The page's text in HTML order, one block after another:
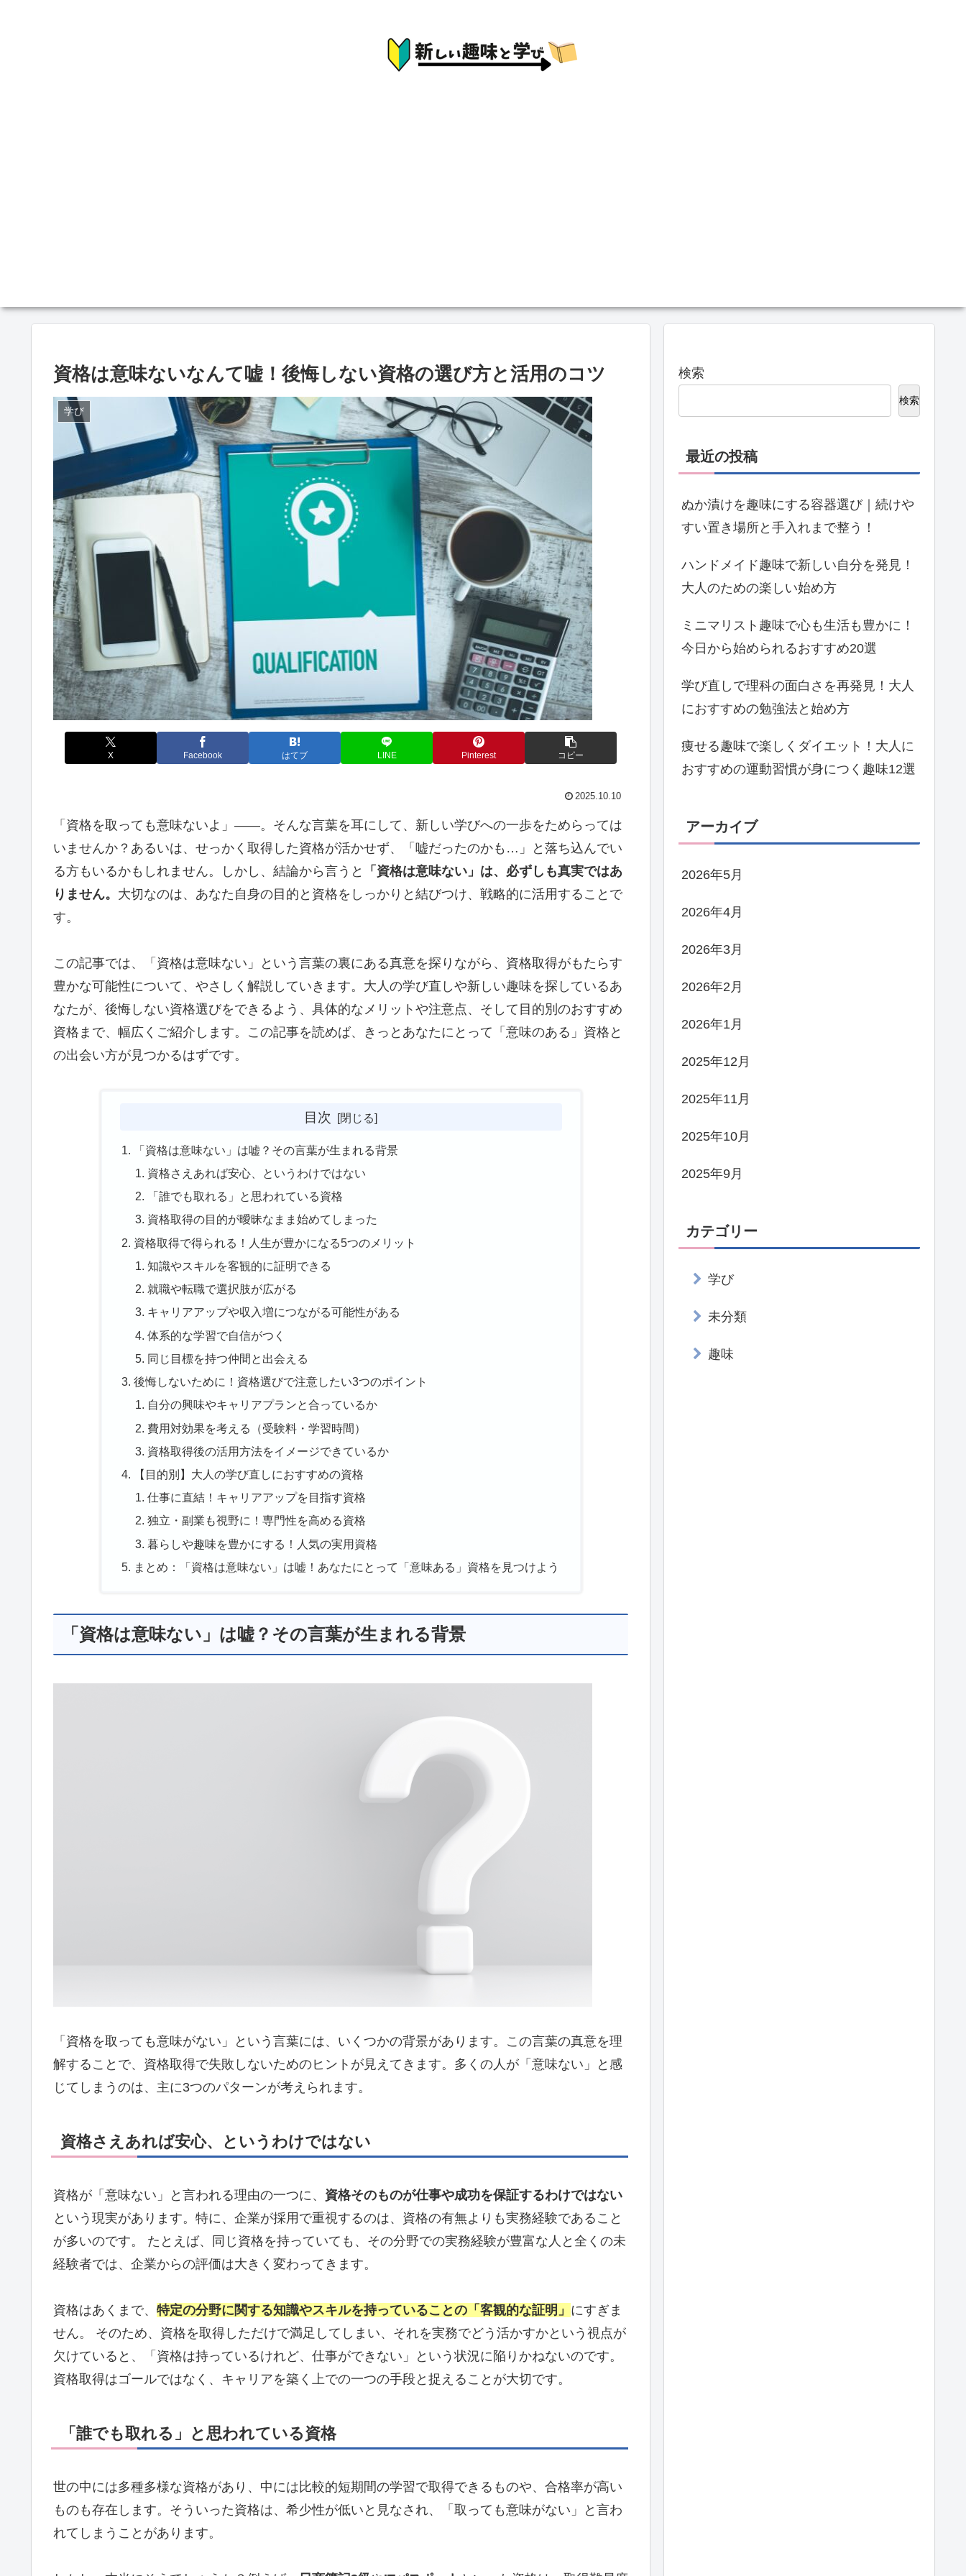
資格は意味ないなんて嘘！後悔しない資格の選び方と活用のコツ
学び
X Facebook はてブ LINE Pinterest コピー
2025.10.10
「資格を取っても意味ないよ」――。そんな言葉を耳にして、新しい学びへの一歩をためらっては
いませんか？あるいは、せっかく取得した資格が活かせず、「嘘だったのかも…」と落ち込んでい
る方もいるかもしれません。しかし、結論から言うと
「資格は意味ない」は、必ずしも真実ではあ
りません。 大切なのは、あなた自身の目的と資格をしっかりと結びつけ、戦略的に活用することで
す。
この記事では、「資格は意味ない」という言葉の裏にある真意を探りながら、資格取得がもたらす
豊かな可能性について、やさしく解説していきます。大人の学び直しや新しい趣味を探しているあ
なたが、後悔しない資格選びをできるよう、具体的なメリットや注意点、そして目的別のおすすめ
資格まで、幅広くご紹介します。この記事を読めば、きっとあなたにとって「意味のある」資格と
の出会い方が見つかるはずです。
目次
「資格は意味ない」は嘘？その言葉が生まれる背景
資格さえあれば安心、というわけではない
「誰でも取れる」と思われている資格
資格取得の目的が曖昧なまま始めてしまった
資格取得で得られる！人生が豊かになる5つのメリット
知識やスキルを客観的に証明できる
就職や転職で選択肢が広がる
キャリアアップや収入増につながる可能性がある
体系的な学習で自信がつく
同じ目標を持つ仲間と出会える
後悔しないために！資格選びで注意したい3つのポイント
自分の興味やキャリアプランと合っているか
費用対効果を考える（受験料・学習時間）
資格取得後の活用方法をイメージできているか
【目的別】大人の学び直しにおすすめの資格
仕事に直結！キャリアアップを目指す資格
独立・副業も視野に！専門性を高める資格
暮らしや趣味を豊かにする！人気の実用資格
まとめ：「資格は意味ない」は嘘！あなたにとって「意味ある」資格を見つけよう
「資格は意味ない」は嘘？その言葉が生まれる背景
「資格を取っても意味がない」という言葉には、いくつかの背景があります。この言葉の真意を理
解することで、資格取得で失敗しないためのヒントが見えてきます。多くの人が「意味ない」と感
じてしまうのは、主に3つのパターンが考えられます。
資格さえあれば安心、というわけではない
資格が「意味ない」と言われる理由の一つに、 資格そのものが仕事や成功を保証するわけではない
という現実があります。特に、企業が採用で重視するのは、資格の有無よりも実務経験であること
が多いのです。 たとえば、同じ資格を持っていても、その分野での実務経験が豊富な人と全くの未
経験者では、企業からの評価は大きく変わってきます。
資格はあくまで、 特定の分野に関する知識やスキルを持っていることの「客観的な証明」 にすぎま
せん。 そのため、資格を取得しただけで満足してしまい、それを実務でどう活かすかという視点が
欠けていると、「資格は持っているけれど、仕事ができない」という状況に陥りかねないのです。
資格取得はゴールではなく、キャリアを築く上での一つの手段と捉えることが大切です。
「誰でも取れる」と思われている資格
世の中には多種多様な資格があり、中には比較的短期間の学習で取得できるものや、合格率が高い
ものも存在します。そういった資格は、希少性が低いと見なされ、「取っても意味がない」と言わ
れてしまうことがあります。
検索
検索
最近の投稿
ぬか漬けを趣味にする容器選び｜続けや
すい置き場所と手入れまで整う！
ハンドメイド趣味で新しい自分を発見！
大人のための楽しい始め方
ミニマリスト趣味で心も生活も豊かに！
今日から始められるおすすめ20選
学び直しで理科の面白さを再発見！大人
におすすめの勉強法と始め方
痩せる趣味で楽しくダイエット！大人に
おすすめの運動習慣が身につく趣味12選
アーカイブ
2026年5月
2026年4月
2026年3月
2026年2月
2026年1月
2025年12月
2025年11月
2025年10月
2025年9月
カテゴリー
学び
未分類
趣味